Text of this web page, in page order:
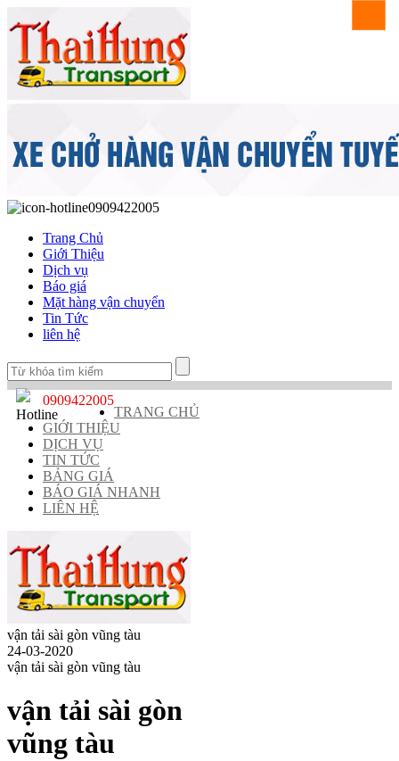
0909422005
Trang Chủ
Giới Thiệu
Dịch vụ
Báo giá
Mặt hàng vận chuyển
Tin Tức
liên hệ
0909422005
TRANG CHỦ
GIỚI THIỆU
DỊCH VỤ
TIN TỨC
BẢNG GIÁ
BÁO GIÁ NHANH
LIÊN HỆ
vận tải sài gòn vũng tàu
24-03-2020
vận tải sài gòn vũng tàu
vận tải sài gòn
vũng tàu